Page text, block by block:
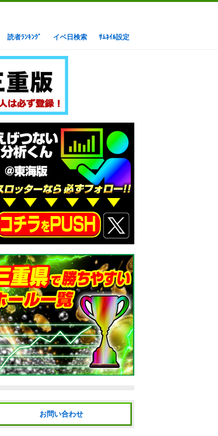
読者ﾗﾝｷﾝｸﾞ イベ日検索 ｻﾑﾈｲﾙ設定
お問い合わせ